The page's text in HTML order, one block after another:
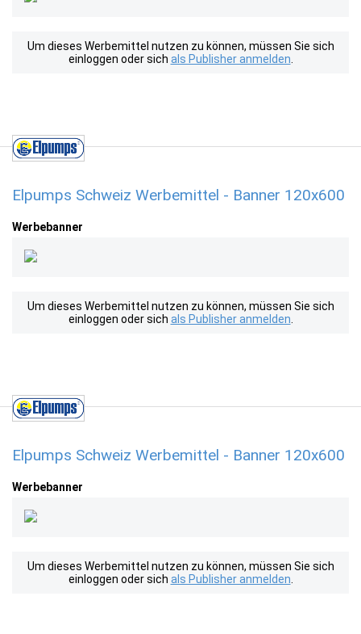
Um dieses Werbemittel nutzen zu können, müssen Sie sich
einloggen oder sich als Publisher anmelden
Elpumps Schweiz Werbemittel - Banner 120x600
Werbebanner
Um dieses Werbemittel nutzen zu können, müssen Sie sich
einloggen oder sich als Publisher anmelden
Elpumps Schweiz Werbemittel - Banner 120x600
Werbebanner
Um dieses Werbemittel nutzen zu können, müssen Sie sich
einloggen oder sich als Publisher anmelden